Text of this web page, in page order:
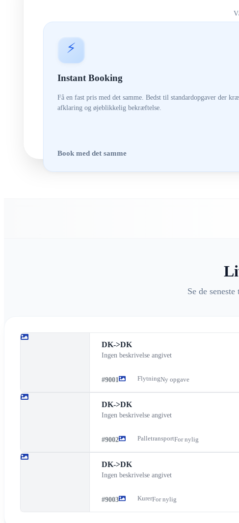
⚡
Instant Booking
Få en fast pris med det samme. Bedst til standardopgaver der
afklaring og øjeblikkelig bekræftelse.
Book med det samme
Se de
DK->DK
Ingen beskrivelse angivet
#9001 FlytningNy opgave
DK->DK
Ingen beskrivelse angivet
#9002 PalletransportFor nylig
DK->DK
Ingen beskrivelse angivet
#9003 KurerFor nylig